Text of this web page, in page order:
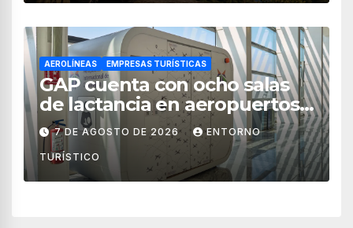
AEROLÍNEAS EMPRESAS TURÍSTICAS
GAP cuenta con ocho salas
de lactancia en aeropuertos
de México
7 DE AGOSTO DE 2026 ENTORNO
TURÍSTICO